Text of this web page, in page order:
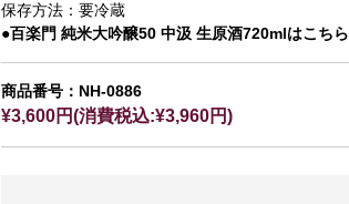
保存方法：要冷蔵
●百楽門 純米大吟醸50 中汲 生原酒720mlはこちら
商品番号：NH-0886
¥3,600円(消費税込:¥3,960円)